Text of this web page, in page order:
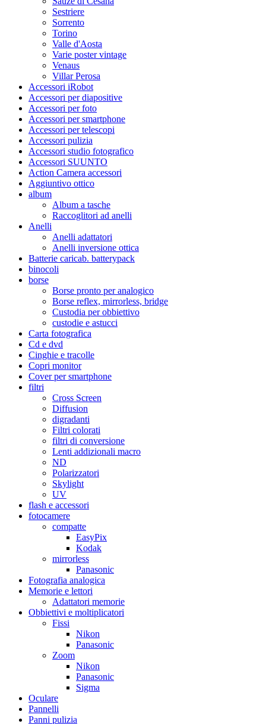
Sestriere
Sorrento
Torino
Valle d'Aosta
Varie poster vintage
Venaus
Villar Perosa
Accessori iRobot
Accessori per diapositive
Accessori per foto
Accessori per smartphone
Accessori per telescopi
Accessori pulizia
Accessori studio fotografico
Accessori SUUNTO
Action Camera accessori
Aggiuntivo ottico
album
Album a tasche
Raccoglitori ad anelli
Anelli
Anelli adattatori
Anelli inversione ottica
Batterie caricab. batterypack
binocoli
borse
Borse pronto per analogico
Borse reflex, mirrorless, bridge
Custodia per obbiettivo
custodie e astucci
Carta fotografica
Cd e dvd
Cinghie e tracolle
Copri monitor
Cover per smartphone
filtri
Cross Screen
Diffusion
digradanti
Filtri colorati
filtri di conversione
Lenti addizionali macro
ND
Polarizzatori
Skylight
UV
flash e accessori
fotocamere
compatte
EasyPix
Kodak
mirrorless
Panasonic
Fotografia analogica
Memorie e lettori
Adattatori memorie
Obbiettivi e moltiplicatori
Fissi
Nikon
Panasonic
Zoom
Nikon
Panasonic
Sigma
Oculare
Pannelli
Panni pulizia